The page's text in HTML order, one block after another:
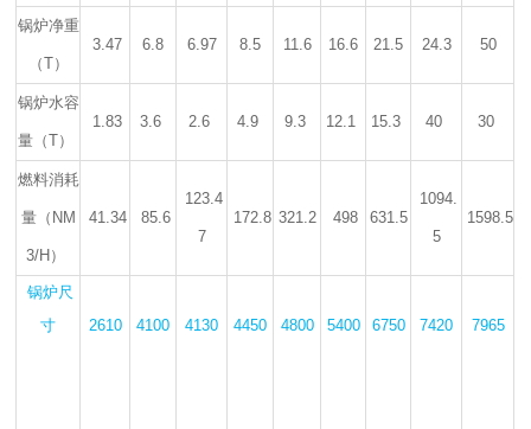
锅炉净重
（T）
3.47 6.8 6.97 8.5 11.6 16.6 21.5 24.3 50
锅炉水容
量（T）
1.83 3.6 2.6 4.9 9.3 12.1 15.3 40 30
燃料消耗
量（NM
3/H）
41.34 85.6
123.4
7
172.8 321.2 498 631.5
1094.
5
1598.5
锅炉尺
寸
2610 4100 4130 4450 4800 5400 6750 7420 7965